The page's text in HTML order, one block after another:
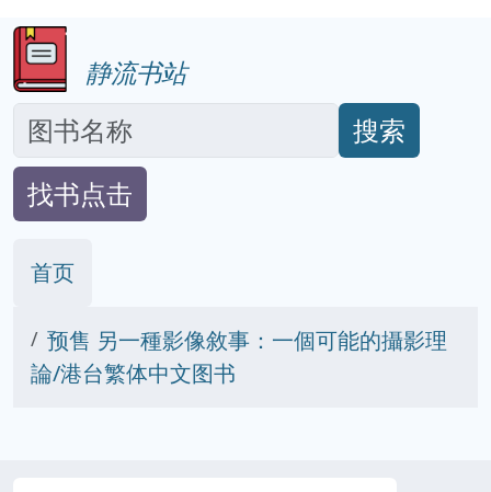
静流书站
搜索
找书点击
首页
预售 另一種影像敘事：一個可能的攝影理
論/港台繁体中文图书